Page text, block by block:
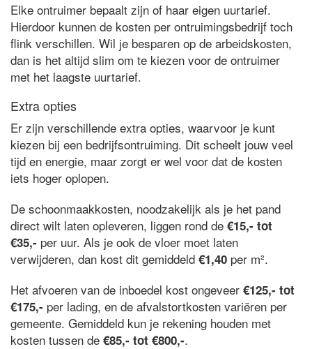
Elke ontruimer bepaalt zijn of haar eigen uurtarief.
Hierdoor kunnen de kosten per ontruimingsbedrijf toch
flink verschillen. Wil je besparen op de arbeidskosten,
dan is het altijd slim om te kiezen voor de ontruimer
met het laagste uurtarief.
Extra opties
Er zijn verschillende extra opties, waarvoor je kunt
kiezen bij een bedrijfsontruiming. Dit scheelt jouw veel
tijd en energie, maar zorgt er wel voor dat de kosten
iets hoger oplopen.
De schoonmaakkosten, noodzakelijk als je het pand
direct wilt laten opleveren, liggen rond de €15,- tot
€35,- per uur. Als je ook de vloer moet laten
verwijderen, dan kost dit gemiddeld €1,40 per m².
Het afvoeren van de inboedel kost ongeveer €125,- tot
€175,- per lading, en de afvalstortkosten variëren per
gemeente. Gemiddeld kun je rekening houden met
kosten tussen de €85,- tot €800,-.